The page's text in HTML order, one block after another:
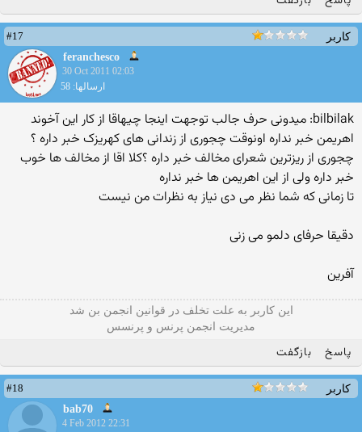
کاربر
#17
feranchesco
30 Oct 2011 02:03
ارسالها: 58
bilbilak: میدونی حرف جالب توجهت اینجا چیهاقا از کار این آخوند
اهریمن خبر نداره اونوقت چجوری از زندانی های کهریزک خبر داره ؟
چجوری از ریزترین شعرای مخالف خبر داره ؟کلا اقا از مخالف ها خوب
خبر داره ولی از این اهریمن ها خبر نداره
تا زمانی كه شما نظر می دی نیاز به نظرات من نیست
دقیقا حرفای دلمو می زنی
آفرین
این كاربر به علت تخلف در قوانین انجمن بن شد
مدیریت انجمن پرنس و پرنسس
پاسخ بازگفت
کاربر
#18
bab70
4 Feb 2012 22:31